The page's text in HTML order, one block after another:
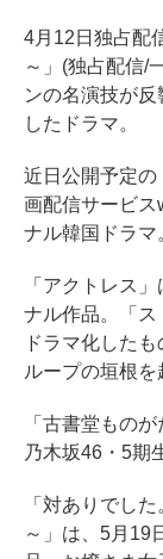
4月12日独占配
～」(独占配信/
ンの名演技が
したドラマ。
近日公開予定の
画配信サービ
ナル韓国ドラマ
「アクトレス
ナル作品。「ス
ドラマ化した
ループの垣根を
「古書堂もの
乃木坂46・5期
「対ありでし
～」は、5月19